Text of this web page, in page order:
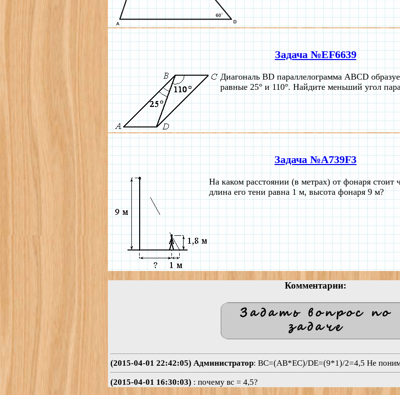
Задача №EF6639
Диагональ BD параллелограмма ABCD
равные 25° и 110°. Найдите меньший угол
Задача №A739F3
На каком расстоянии (в метрах) от фонаря стоит
длина его тени равна 1 м, высота фонаря 9 м?
Комментарии:
(2015-04-01 22:42:05) Администратор: BC=(AB*EC)/DE=(9*1)/2=4,5 Не
(2015-04-01 16:30:03) : почему вс = 4,5?